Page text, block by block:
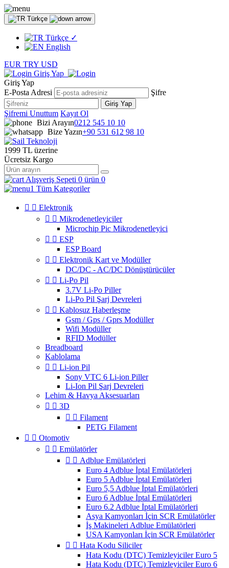
Türkçe
Türkçe ✓
English
EUR TRY USD
Giriş Yap
Giriş Yap
E-Posta Adresi
Şifre
Giriş Yap
Şifremi Unuttum Kayıt Ol
Bizi Arayın0212 545 10 10
Bize Yazın+90 531 612 98 10
1999 TL üzerine
Ücretsiz Kargo
Alışveriş Sepeti 0 ürün 0
Tüm Kategoriler
  Elektronik
  Mikrodenetleyiciler
Microchip Pic Mikrodenetleyici
  ESP
ESP Board
  Elektronik Kart ve Modüller
DC/DC - AC/DC Dönüştürücüler
  Li-Po Pil
3.7V Li-Po Piller
Li-Po Pil Şarj Devreleri
  Kablosuz Haberleşme
Gsm / Gps / Gprs Modüller
Wifi Modüller
RFID Modüller
Breadboard
Kablolama
  Li-ion Pil
Sony VTC 6 Li-ion Piller
Li-Ion Pil Şarj Devreleri
Lehim & Havya Aksesuarları
  3D
  Filament
PETG Filament
  Otomotiv
  Emülatörler
  Adblue Emülatörleri
Euro 4 Adblue İptal Emülatörleri
Euro 5 Adblue İptal Emülatörleri
Euro 5,5 Adblue İptal Emülatörleri
Euro 6 Adblue İptal Emülatörleri
Euro 6.2 Adblue İptal Emülatörleri
Asya Kamyonları İçin SCR Emülatörler
İş Makineleri Adblue Emülatörleri
USA Kamyonları İçin SCR Emülatörler
  Hata Kodu Siliciler
Hata Kodu (DTC) Temizleyiciler Euro 5
Hata Kodu (DTC) Temizleyiciler Euro 6